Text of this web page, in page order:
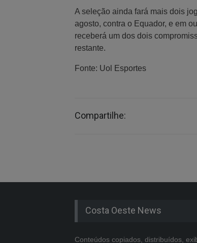
A seleção ainda fará mais dois
agosto, contra o Equador, e em
receberá um dos dois
restante.
Fonte: Uol Esportes
Compartilhe:
Costa Oeste News
Conteúdos copiados, distribuídos,